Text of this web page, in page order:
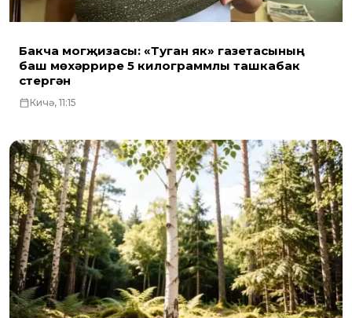
Бакча могҗизасы: «Туган як» газетасының
баш мөхәррире 5 килограммлы ташкабак
үстергән
Кичә, 11:15